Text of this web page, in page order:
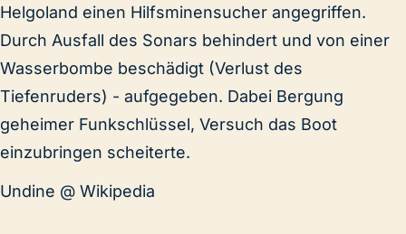
Helgoland einen Hilfsminensucher angegriffen.
Durch Ausfall des Sonars behindert und von einer
Wasserbombe beschädigt (Verlust des
Tiefenruders) - aufgegeben. Dabei Bergung
geheimer Funkschlüssel, Versuch das Boot
einzubringen scheiterte.
Undine @ Wikipedia